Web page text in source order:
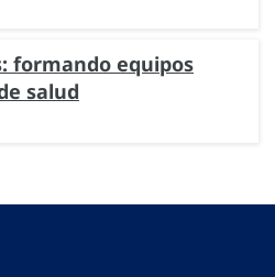
formando equipos
salud